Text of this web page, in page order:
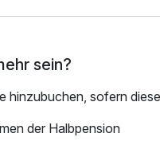
sein?
hinzubuchen, sofern
der Halbpension